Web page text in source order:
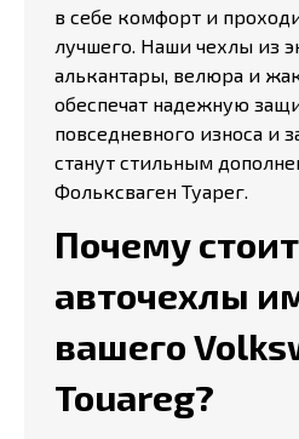
в себе комфорт и
лучшего. Наши чехлы из
алькантары, велюра и
обеспечат надежную
повседневного износа и
станут стильным
Фольксваген Туарег.
Почему
авточехлы
вашего
Touareg?